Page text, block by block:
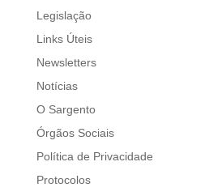
Legislação
Links Úteis
Newsletters
Notícias
O Sargento
Órgãos Sociais
Política de Privacidade
Protocolos